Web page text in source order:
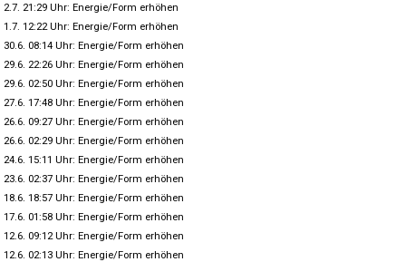
2.7. 21:29 Uhr: Energie/Form erhöhen
1.7. 12:22 Uhr: Energie/Form erhöhen
30.6. 08:14 Uhr: Energie/Form erhöhen
29.6. 22:26 Uhr: Energie/Form erhöhen
29.6. 02:50 Uhr: Energie/Form erhöhen
27.6. 17:48 Uhr: Energie/Form erhöhen
26.6. 09:27 Uhr: Energie/Form erhöhen
26.6. 02:29 Uhr: Energie/Form erhöhen
24.6. 15:11 Uhr: Energie/Form erhöhen
23.6. 02:37 Uhr: Energie/Form erhöhen
18.6. 18:57 Uhr: Energie/Form erhöhen
17.6. 01:58 Uhr: Energie/Form erhöhen
12.6. 09:12 Uhr: Energie/Form erhöhen
12.6. 02:13 Uhr: Energie/Form erhöhen